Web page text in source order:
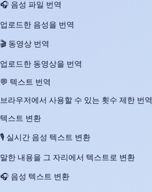
🎧 음성 파일 번역
업로드한 음성을 번역
🎬 동영상 번역
업로드한 동영상을 번역
💬 텍스트 번역
브라우저에서 사용할 수 있는 횟수 제한 번역
텍스트 변환
🎙️ 실시간 음성 텍스트 변환
말한 내용을 그 자리에서 텍스트로 변환
🎧 음성 텍스트 변환